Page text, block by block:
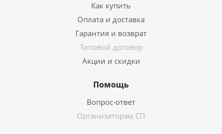
Как купить
Оплата и доставка
Гарантия и возврат
Типовой договор
Акции и скидки
Помощь
Вопрос-ответ
Организаторам СП